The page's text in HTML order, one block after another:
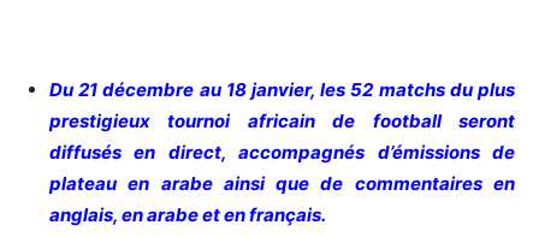
Du 21 décembre au 18 janvier, les 52 matchs du plus
prestigieux tournoi africain de football seront
diffusés en direct, accompagnés d’émissions de
plateau en arabe ainsi que de commentaires en
anglais, en arabe et en français.